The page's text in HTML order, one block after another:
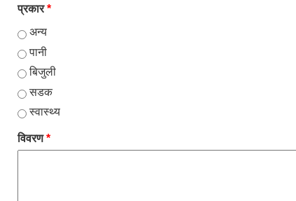
प्रकार*
अन्य
पानी
बिजुली
सडक
स्वास्थ्य
विवरण*